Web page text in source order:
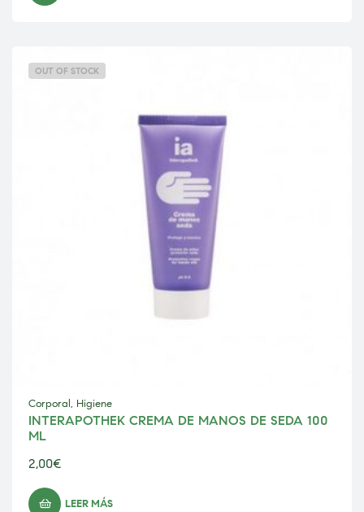
OUT OF STOCK
Corporal, Higiene
INTERAPOTHEK CREMA DE MANOS DE SEDA 100
ML
2,00€
LEER MÁS